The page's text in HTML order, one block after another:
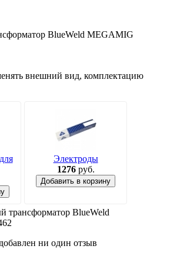
BlueWeld MEGAMIG
внешний вид, комплектацию
Электроды
1276руб.
Добавить в корзину
трансформатор BlueWeld
ни один отзыв